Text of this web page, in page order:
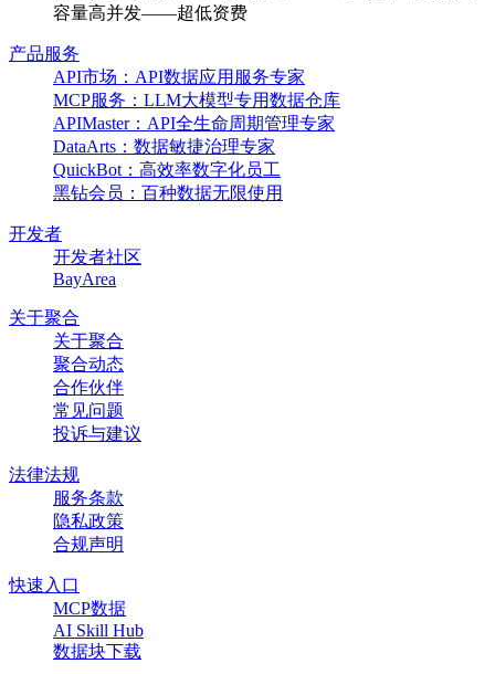
容量高并发——超低资费
产品服务
API市场：API数据应用服务专家
MCP服务：LLM大模型专用数据仓库
APIMaster：API全生命周期管理专家
DataArts：数据敏捷治理专家
QuickBot：高效率数字化员工
黑钻会员：百种数据无限使用
开发者
开发者社区
BayArea
关于聚合
关于聚合
聚合动态
合作伙伴
常见问题
投诉与建议
法律法规
服务条款
隐私政策
合规声明
快速入口
MCP数据
AI Skill Hub
数据块下载